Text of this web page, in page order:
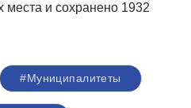
места и сохранено 1932
#Муниципалитеты